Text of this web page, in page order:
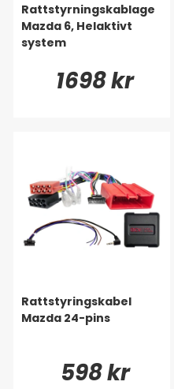
Rattstyrningskablage
Mazda 6, Helaktivt
system
1698 kr
Rattstyringskabel
Mazda 24-pins
598 kr